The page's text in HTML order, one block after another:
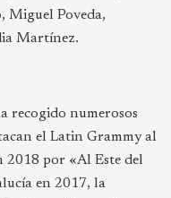
Miguel Poveda,
Martínez.
recogido numerosos
el Latin Grammy al
2018 por «Al Este del
en 2017, la